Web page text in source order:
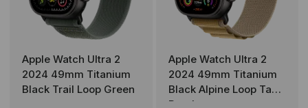
Apple Watch Ultra 2
2024 49mm Titanium
Black Trail Loop Green
Apple Watch Ultra 2
2024 49mm Titanium
Black Alpine Loop Tan
Band